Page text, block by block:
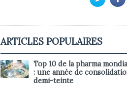
ARTICLES POPULAIRES
Top 10 de la pharma
: une année de
demi-teinte